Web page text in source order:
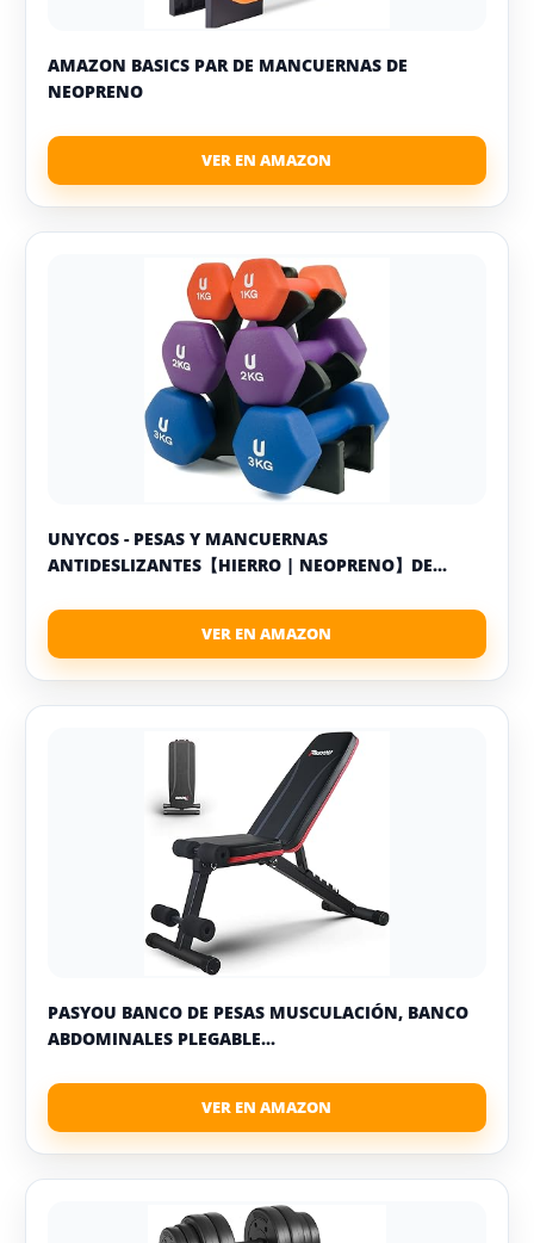
AMAZON BASICS PAR DE MANCUERNAS DE
NEOPRENO
UNYCOS - PESAS Y MANCUERNAS
ANTIDESLIZANTES【HIERRO | NEOPRENO】DE...
PASYOU BANCO DE PESAS MUSCULACIÓN, BANCO
ABDOMINALES PLEGABLE...